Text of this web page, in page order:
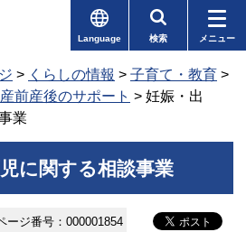
Language 検索 メニュー
> くらしの情報 > 子育て・教育 >
産前産後のサポート > 妊娠・出
業
に関する相談事業
ージ番号：000001854